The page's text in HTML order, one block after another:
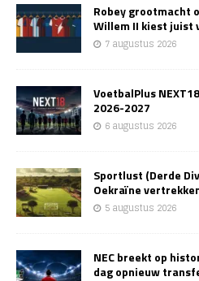
Robey grootmacht
Willem II kiest juist
7 augustus 2026
VoetbalPlus
2026-2027
6 augustus 2026
Sportlust (Derde
Oekraïne
5 augustus 2026
NEC breekt op
dag opnieuw